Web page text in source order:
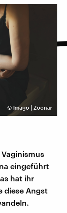
© Imago | Zoonar
Vaginismus
eingeführt
hat ihr
diese Angst